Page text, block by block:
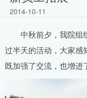
2014-10-11
中秋前夕，我院组
过半天的活动，大家感
既加强了交流，也增进